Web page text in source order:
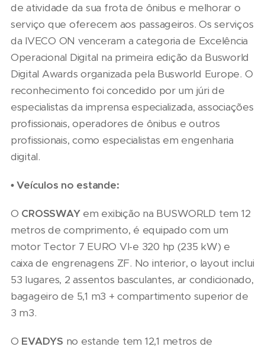
de atividade da sua frota de ônibus e melhorar o
serviço que oferecem aos passageiros. Os serviços
da IVECO ON venceram a categoria de Excelência
Operacional Digital na primeira edição da Busworld
Digital Awards organizada pela Busworld Europe. O
reconhecimento foi concedido por um júri de
especialistas da imprensa especializada, associações
profissionais, operadores de ônibus e outros
profissionais, como especialistas em engenharia
digital.
• Veículos no estande:
O CROSSWAYem exibição na BUSWORLD tem 12
metros de comprimento, é equipado com um
motor Tector 7 EURO VI-e 320 hp (235 kW) e
caixa de engrenagens ZF. No interior, o layout inclui
53 lugares, 2 assentos basculantes, ar condicionado,
bagageiro de 5,1 m3 + compartimento superior de
3 m3.
O EVADYS no estande tem 12,1 metros de